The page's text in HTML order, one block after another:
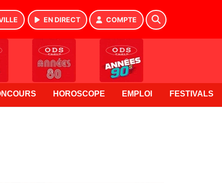
EN DIRECT COMPTE
HOROSCOPE EMPLOI FESTIVALS